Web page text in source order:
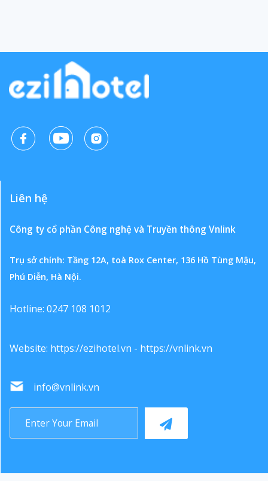
Liên hệ
Công ty cổ phần Công nghệ và Truyền thông Vnlink
Trụ sở chính: Tầng 12A, toà Rox Center, 136 Hồ Tùng Mậu,
Phú Diễn, Hà Nội.
Hotline: 0247 108 1012
Website: https://ezihotel.vn - https://vnlink.vn
info@vnlink.vn